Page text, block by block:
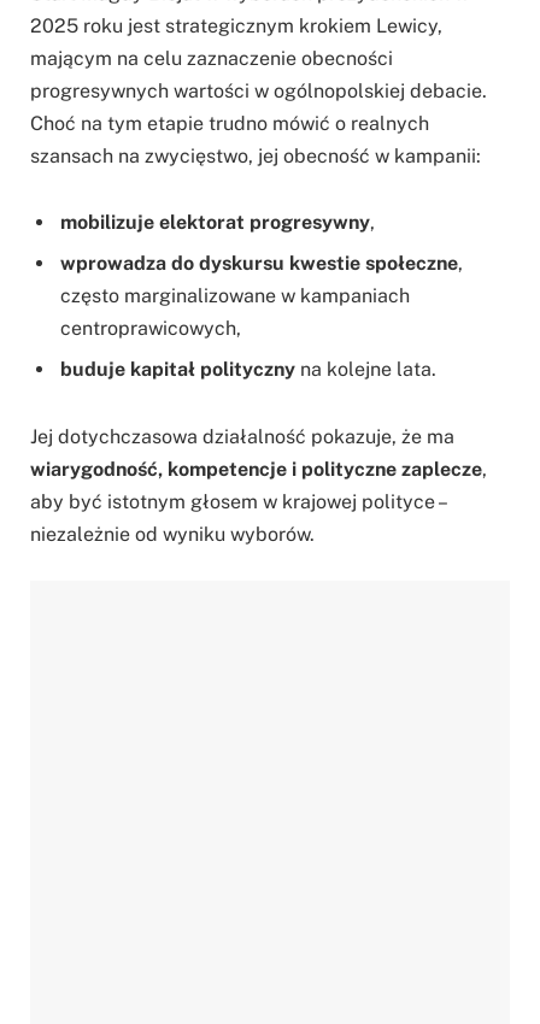
2025 roku jest strategicznym krokiem Lewicy,
mającym na celu zaznaczenie obecności
progresywnych wartości w ogólnopolskiej debacie.
Choć na tym etapie trudno mówić o realnych
szansach na zwycięstwo, jej obecność w kampanii:
mobilizuje elektorat progresywny,
wprowadza do dyskursu kwestie społeczne,
często marginalizowane w kampaniach
centroprawicowych,
buduje kapitał polityczny na kolejne lata.
Jej dotychczasowa działalność pokazuje, że ma
wiarygodność, kompetencje i polityczne zaplecze,
aby być istotnym głosem w krajowej polityce –
niezależnie od wyniku wyborów.